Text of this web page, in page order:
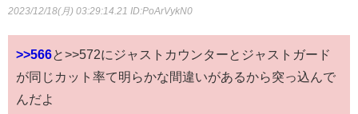
2023/12/18(月) 03:29:14.21 ID:PoArVykN0
>>566と>>572にジャストカウンターとジャストガード
が同じカット率て明らかな間違いがあるから突っ込んで
んだよ